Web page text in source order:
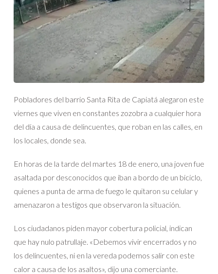
Pobladores del barrio Santa Rita de Capiatá alegaron este
viernes que viven en constantes zozobra a cualquier hora
del día a causa de delincuentes, que roban en las calles, en
los locales, donde sea.
En horas de la tarde del martes 18 de enero, una joven fue
asaltada por desconocidos que iban a bordo de un biciclo,
quienes a punta de arma de fuego le quitaron su celular y
amenazaron a testigos que observaron la situación.
Los ciudadanos piden mayor cobertura policial, indican
que hay nulo patrullaje. «Debemos vivir encerrados y no
los delincuentes, ni en la vereda podemos salir con este
calor a causa de los asaltos», dijo una comerciante.